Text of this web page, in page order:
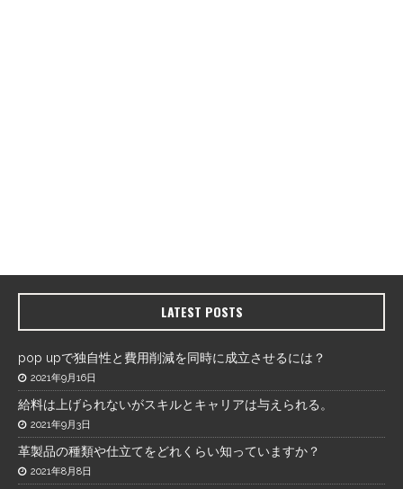
LATEST POSTS
pop upで独自性と費用削減を同時に成立させるには？
2021年9月16日
給料は上げられないがスキルとキャリアは与えられる。
2021年9月3日
革製品の種類や仕立てをどれくらい知っていますか？
2021年8月8日